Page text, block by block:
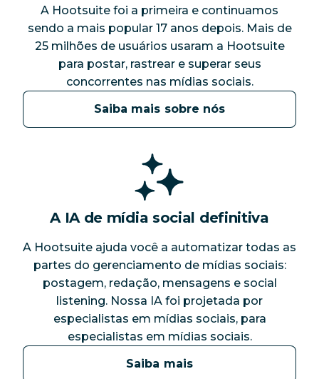
A Hootsuite foi a primeira e continuamos
sendo a mais popular 17 anos depois. Mais de
25 milhões de usuários usaram a Hootsuite
para postar, rastrear e superar seus
concorrentes nas mídias sociais.
Saiba mais sobre nós
A IA de mídia social definitiva
A Hootsuite ajuda você a automatizar todas as
partes do gerenciamento de mídias sociais:
postagem, redação, mensagens e social
listening. Nossa IA foi projetada por
especialistas em mídias sociais, para
especialistas em mídias sociais.
Saiba mais